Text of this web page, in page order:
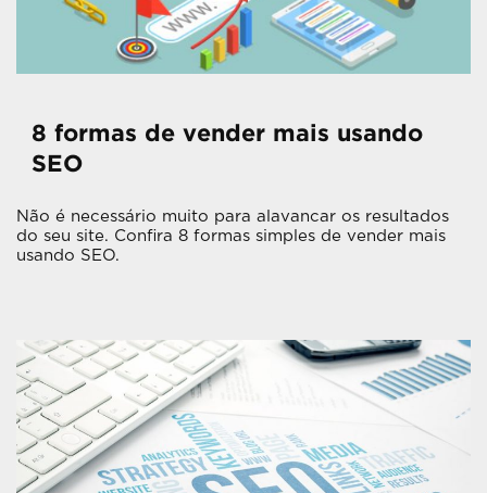
8 formas de vender mais usando
SEO
Não é necessário muito para alavancar os resultados
do seu site. Confira 8 formas simples de vender mais
usando SEO.